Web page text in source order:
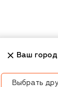
Косметика
Ваш
Выбрать